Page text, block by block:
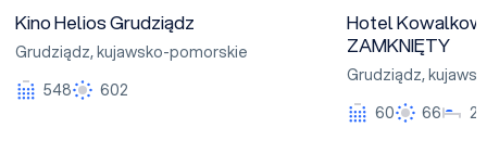
Kino Helios Grudziądz
Grudziądz,kujawsko-pomorskie
548
602
Hotel
ZAMKNIĘTY
Grudziądz,
60
66